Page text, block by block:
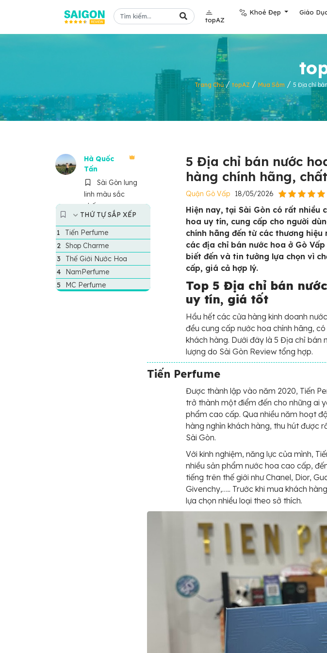
topAZ
Khoẻ Đẹp Giáo
Trang Chủ/ topAZ / Mua Sắm / 5 Địa chỉ
Hà Quốc
Tấn
Sài Gòn lung
linh màu sắc
phố
5 Địa chỉ bán nước
hàng chính hãng,
Quận Gò Vấp 18/05/2026
THỨ TỰ SẮP XẾP
Tiến Perfume
Shop Charme
Thế Giới Nước Hoa
NamPerfume
MC Perfume
Hiện nay, tại Sài Gòn có rất nhiều
hoa uy tín, cung cấp cho người
chính hãng đến từ các thương hiệu
các địa chỉ bán nước hoa ở Gò
biết đến và tin tưởng lựa chọn vì
cấp, giá cả hợp lý.
Top 5 Địa chỉ bán
uy tín, giá tốt
Hầu hết các cửa hàng kinh doanh
đều cung cấp nước hoa chính hãng,
khách hàng. Dưới đây là 5 Địa chỉ bán
lượng do Sài Gòn Review tổng hợp.
Tiến Perfume
Được thành lập vào năm 2020, Tiến
trở thành một điểm đến cho những ai
phẩm cao cấp. Qua nhiều năm hoạt
hàng nghìn khách hàng, thu hút được
Sài Gòn.
Với kinh nghiệm, năng lực của mình,
nhiều sản phẩm nước hoa cao cấp,
tiếng trên thế giới như Chanel, Dior,
Givenchy,….. Trước khi mua khách
lựa chọn nhiều loại theo sở thích.